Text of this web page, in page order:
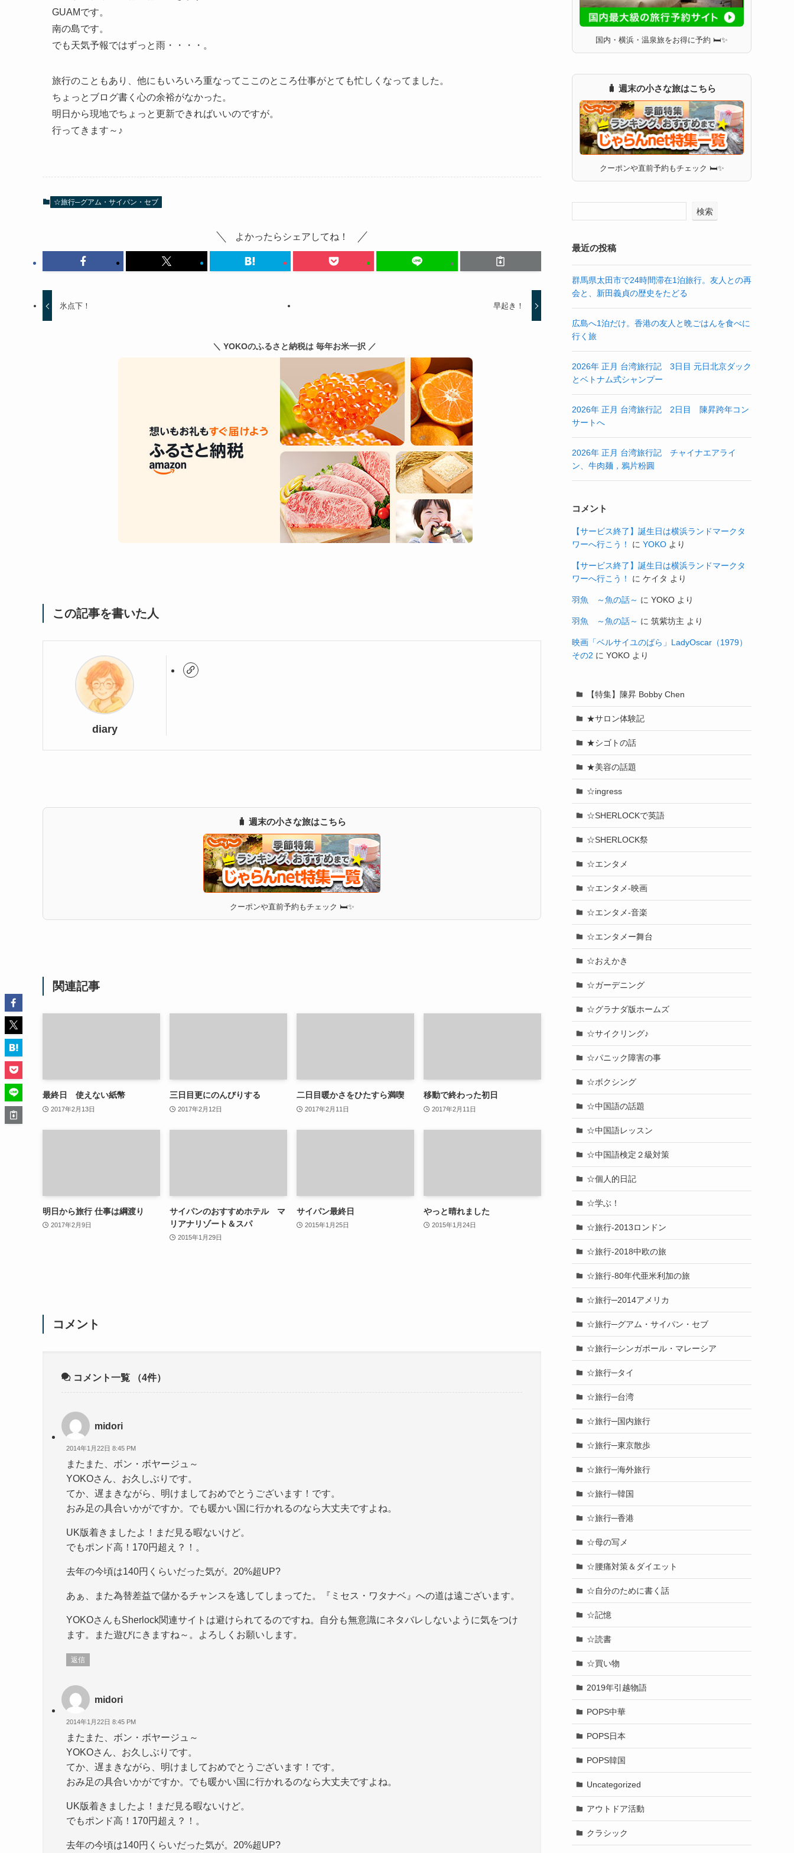
GUAMです。
南の島です。
でも天気予報ではずっと雨・・・・。
旅行のこともあり、他にもいろいろ重なってここのところ仕事がとても忙しくなってました。
ちょっとブログ書く心の余裕がなかった。
明日から現地でちょっと更新できればいいのですが。
行ってきます～♪
☆旅行─グアム・サイパン・セブ
よかったらシェアしてね！
氷点下！ 早起き！
＼ YOKOのふるさと納税は 毎年お米一択 ／
この記事を書いた人
diary
🧳 週末の小さな旅はこちら
クーポンや直前予約もチェック 🛏✨
関連記事
最終日 使えない紙幣
2017年2月13日
三日目更にのんびりする
2017年2月12日
二日目暖かさをひたすら満喫
2017年2月11日
移動で終わった初日
2017年2月11日
明日から旅行 仕事は綱渡り
2017年2月9日
サイパンのおすすめホテル マ
リアナリゾート＆スパ
2015年1月29日
サイパン最終日
2015年1月25日
やっと晴れました
2015年1月24日
コメント
コメント一覧 （4件）
midori
2014年1月22日 8:45 PM
またまた、ボン・ボヤージュ～
YOKOさん、お久しぶりです。
てか、遅まきながら、明けましておめでとうございます！です。
おみ足の具合いかがですか。でも暖かい国に行かれるのなら大丈夫ですよね。
UK版着きましたよ！まだ見る暇ないけど。
でもポンド高！170円超え？！。
去年の今頃は140円くらいだった気が。20%超UP?
あぁ、また為替差益で儲かるチャンスを逃してしまってた。『ミセス・ワタナベ』への道は遠ございます。
YOKOさんもSherlock関連サイトは避けられてるのですね。自分も無意識にネタバレしないように気をつけ
ます。また遊びにきますね～。よろしくお願いします。
返信
midori
2014年1月22日 8:45 PM
またまた、ボン・ボヤージュ～
YOKOさん、お久しぶりです。
てか、遅まきながら、明けましておめでとうございます！です。
おみ足の具合いかがですか。でも暖かい国に行かれるのなら大丈夫ですよね。
UK版着きましたよ！まだ見る暇ないけど。
でもポンド高！170円超え？！。
去年の今頃は140円くらいだった気が。20%超UP?
国内・横浜・温泉旅をお得に予約 🛏✨
🧳 週末の小さな旅はこちら
クーポンや直前予約もチェック 🛏✨
検索
最近の投稿
群馬県太田市で24時間滞在1泊旅行。友人との再
会と、新田義貞の歴史をたどる
広島へ1泊だけ。香港の友人と晩ごはんを食べに
行く旅
2026年 正月 台湾旅行記 3日目 元日北京ダック
とベトナム式シャンプー
2026年 正月 台湾旅行記 2日目 陳昇跨年コン
サートへ
2026年 正月 台湾旅行記 チャイナエアライ
ン、牛肉麺，鴉片粉圓
コメント
【サービス終了】誕生日は横浜ランドマークタ
ワーへ行こう！
に YOKO より
【サービス終了】誕生日は横浜ランドマークタ
ワーへ行こう！
に ケイタ より
羽魚 ～魚の話～ に YOKO より
羽魚 ～魚の話～ に 筑紫坊主 より
映画「ベルサイユのばら」LadyOscar（1979）
その2 に YOKO より
【特集】陳昇 Bobby Chen
★サロン体験記
★シゴトの話
★美容の話題
☆ingress
☆SHERLOCKで英語
☆SHERLOCK祭
☆エンタメ
☆エンタメ-映画
☆エンタメ-音楽
☆エンタメー舞台
☆おえかき
☆ガーデニング
☆グラナダ版ホームズ
☆サイクリング♪
☆パニック障害の事
☆ボクシング
☆中国語の話題
☆中国語レッスン
☆中国語検定２級対策
☆個人的日記
☆学ぶ！
☆旅行-2013ロンドン
☆旅行-2018中欧の旅
☆旅行-80年代亜米利加の旅
☆旅行─2014アメリカ
☆旅行─グアム・サイパン・セブ
☆旅行─シンガポール・マレーシア
☆旅行─タイ
☆旅行─台湾
☆旅行─国内旅行
☆旅行─東京散歩
☆旅行─海外旅行
☆旅行─韓国
☆旅行─香港
☆母の写メ
☆腰痛対策＆ダイエット
☆自分のために書く話
☆記憶
☆読書
☆買い物
2019年引越物語
POPS中華
POPS日本
POPS韓国
Uncategorized
アウトドア活動
クラシック